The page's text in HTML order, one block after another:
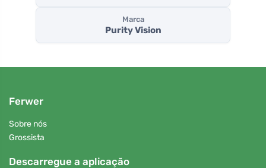
Marca
Purity Vision
Ferwer
Sobre nós
Grossista
Descarregue a aplicação